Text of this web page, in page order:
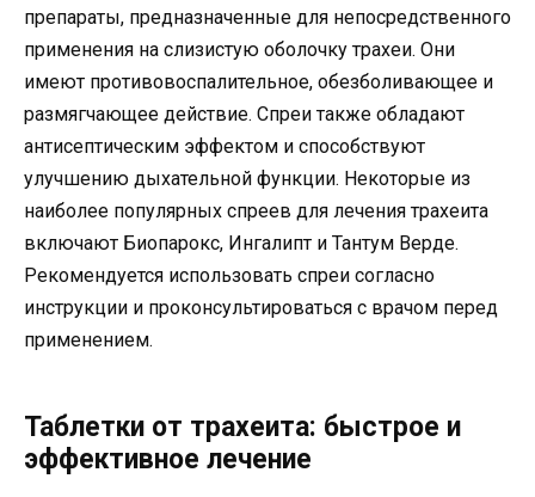
препараты, предназначенные для непосредственного
применения на слизистую оболочку трахеи. Они
имеют противовоспалительное, обезболивающее и
размягчающее действие. Спреи также обладают
антисептическим эффектом и способствуют
улучшению дыхательной функции. Некоторые из
наиболее популярных спреев для лечения трахеита
включают Биопарокс, Ингалипт и Тантум Верде.
Рекомендуется использовать спреи согласно
инструкции и проконсультироваться с врачом перед
применением.
Таблетки от трахеита: быстрое и
эффективное лечение